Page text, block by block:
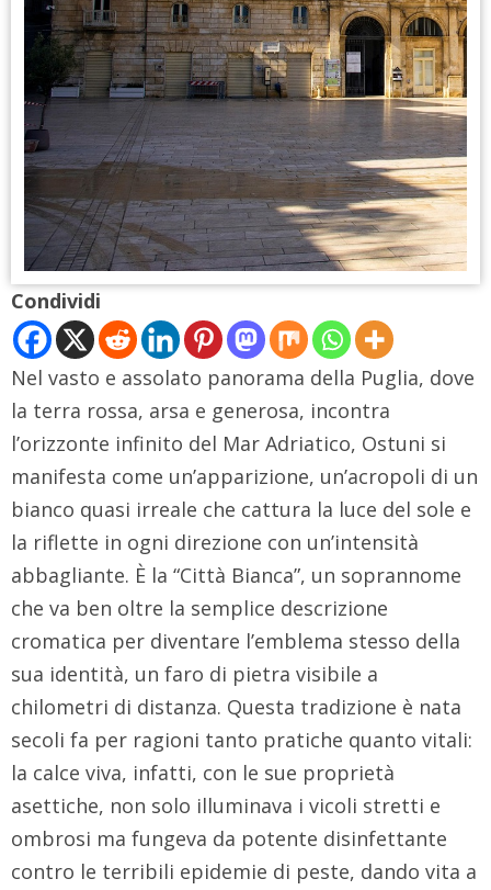
Condividi
Nel vasto e assolato panorama della Puglia, dove
la terra rossa, arsa e generosa, incontra
l’orizzonte infinito del Mar Adriatico, Ostuni si
manifesta come un’apparizione, un’acropoli di un
bianco quasi irreale che cattura la luce del sole e
la riflette in ogni direzione con un’intensità
abbagliante. È la “Città Bianca”, un soprannome
che va ben oltre la semplice descrizione
cromatica per diventare l’emblema stesso della
sua identità, un faro di pietra visibile a
chilometri di distanza. Questa tradizione è nata
secoli fa per ragioni tanto pratiche quanto vitali:
la calce viva, infatti, con le sue proprietà
asettiche, non solo illuminava i vicoli stretti e
ombrosi ma fungeva da potente disinfettante
contro le terribili epidemie di peste, dando vita a